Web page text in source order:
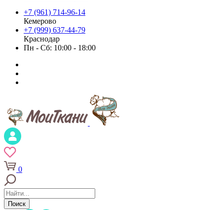
+7 (961) 714-96-14
Кемерово
+7 (999) 637-44-79
Краснодар
Пн - Сб: 10:00 - 18:00
0
Поиск